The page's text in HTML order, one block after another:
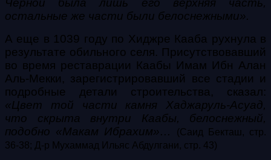
Черной была лишь его верхняя часть,
остальные же части были белоснежными».
А еще в 1039 году по Хиджре Кааба рухнула в
результате обильного селя. Присутствовавший
во время реставрации Каабы Имам Ибн Алан
Аль-Мекки, зарегистрировавший все стадии и
подробные детали строительства, сказал:
«Цвет той части камня Хаджаруль-Асуад,
что скрыта внутри Каабы, белоснежный,
подобно «Макам Ибрахим»…
(Саид Бекташ, стр.
36-38; Д-р Мухаммад Ильяс Абдулгани, стр. 43)